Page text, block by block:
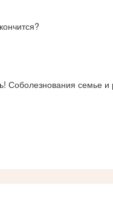
Соболезнования семье